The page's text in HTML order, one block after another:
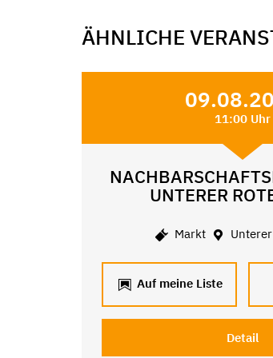
ÄHNLICHE
11:00 Uhr
UNTERER
Markt
Auf meine Liste
Detail